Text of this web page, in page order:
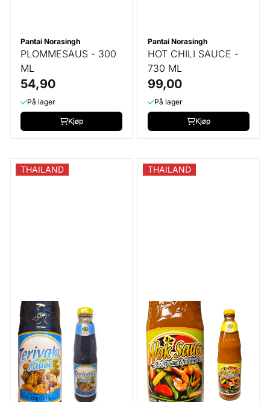
Pantai Norasingh
PLOMMESAUS - 300
ML
54,90
På lager
Kjøp
Pantai Norasingh
HOT CHILI SAUCE -
730 ML
99,00
På lager
Kjøp
THAILAND THAILAND